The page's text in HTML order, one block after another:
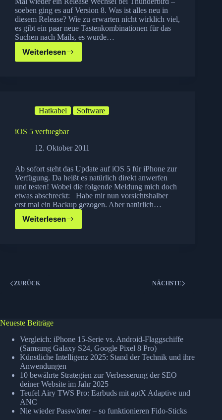
soeben ging es auf Version 8. Was ist alles neu in
diesem Release? Wie zu erwarten nicht wirklich viel,
es gibt ein paar neue Tastenkombinationen für das
Suchen nach Mails, es wurde…
WeiterlesenThunderbird
Hatkabel Software
iOS 5 verfuegbar
12. Oktober 2011
Ab sofort steht das Update auf iOS 5 für iPhone zur
Verfügung. Da heißt es natürlich direkt anwerfen
und testen! Wobei die folgende Meldung mich doch
etwas abschreckt: Habe mir nun vorsichtshalber
erst mal ein Backup gezogen. Aber natürlich…
Weiterlesen
iOS
ZURÜCK NÄCHSTE
Neueste Beiträge
Vergleich: iPhone 15-Serie vs. Android-Flaggschiffe
(Samsung Galaxy S24, Google Pixel 8 Pro)
Künstliche Intelligenz 2025: Stand der Technik und ihre
Anwendungen
10 bewährte Strategien zur Verbesserung der SEO
deiner Website im Jahr 2025
Teufel Airy TWS Pro: Earbuds mit aptX Adaptive und
ANC
Nie wieder Passwörter – so funktionieren Fido-Sticks